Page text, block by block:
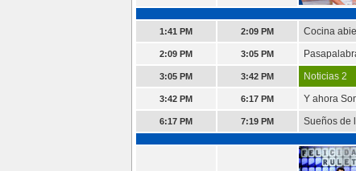
1:41 PM
2:09 PM Cocina
2:09 PM 3:05 PM
3:05 PM 3:42 PM Noticias 2
3:42 PM 6:17 PM Y ahora
6:17 PM 7:19 PM Sueños de